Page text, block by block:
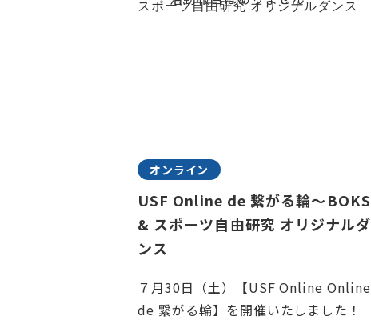
オンライン
USF Online de 繋がる輪～BOKS
& スポーツ自由研究 オリジナルダ
ンス
７月30日（土）【USF Online Online
de 繋がる輪】を開催いたしました！